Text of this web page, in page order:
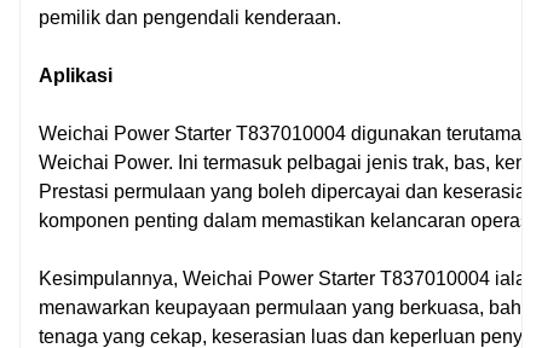
pemilik dan pengendali kenderaan.
Aplikasi
Weichai Power Starter T837010004 digunakan
Weichai Power. Ini termasuk pelbagai jenis trak, bas,
Prestasi permulaan yang boleh dipercayai dan
komponen penting dalam memastikan kelancaran operasi
Kesimpulannya, Weichai Power Starter T837010004
menawarkan keupayaan permulaan yang berkuasa,
tenaga yang cekap, keserasian luas dan keperluan